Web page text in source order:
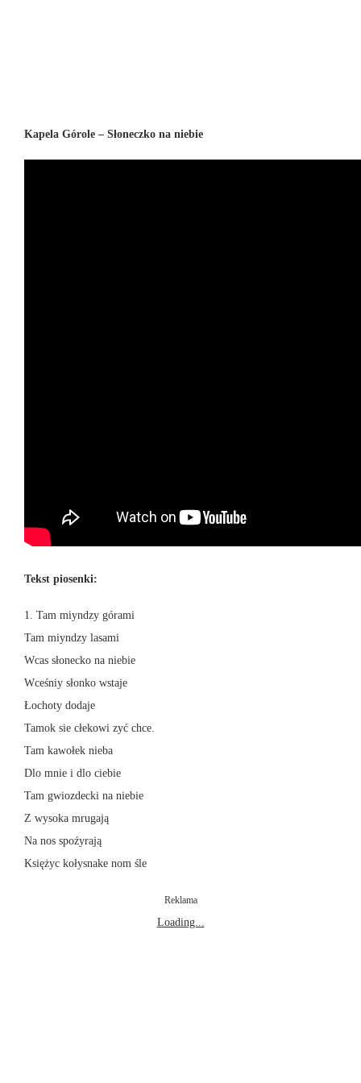
Kapela Górole – Słoneczko na niebie
Tekst piosenki:
1. Tam miyndzy górami
Tam miyndzy lasami
Wcas słonecko na niebie
Wceśniy słonko wstaje
Łochoty dodaje
Tamok sie cłekowi zyć chce.
Tam kawołek nieba
Dlo mnie i dlo ciebie
Tam gwiozdecki na niebie
Z wysoka mrugają
Na nos spoźyrają
Księżyc kołysnake nom śle
Reklama
Loading...